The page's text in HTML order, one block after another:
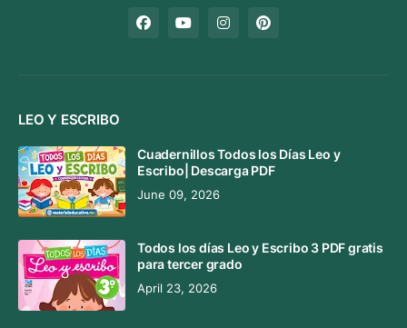
LEO Y ESCRIBO
Cuadernillos Todos los Días Leo y
Escribo| Descarga PDF
June 09, 2026
Todos los días Leo y Escribo 3 PDF gratis
para tercer grado
April 23, 2026